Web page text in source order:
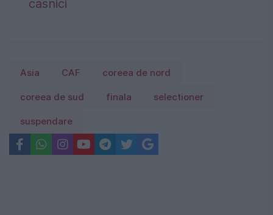
casnici
Asia CAF coreea de nord
coreea de sud finala selectioner
suspendare